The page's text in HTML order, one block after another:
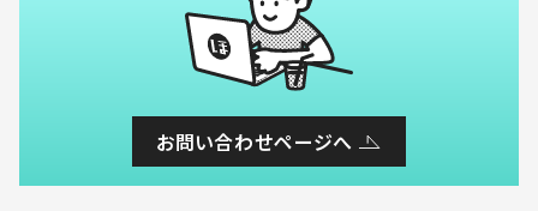
お問い合わせページへ